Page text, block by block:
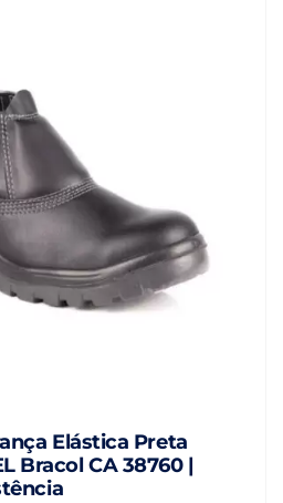
Elástica Preta
Bracol CA 38760 |